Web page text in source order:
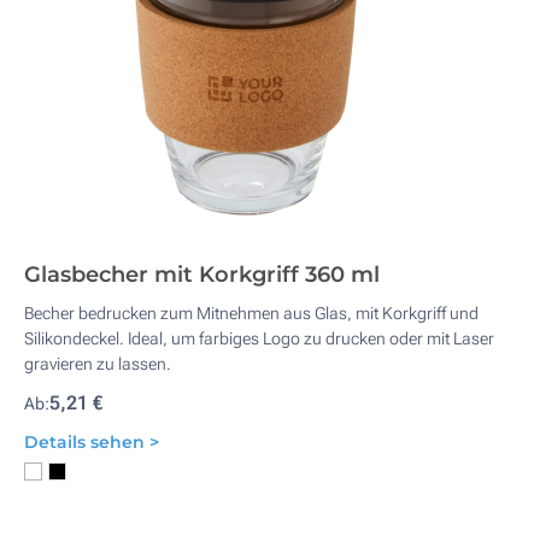
Glasbecher mit Korkgriff 360 ml
Becher bedrucken zum Mitnehmen aus Glas, mit Korkgriff und
Silikondeckel. Ideal, um farbiges Logo zu drucken oder mit Laser
gravieren zu lassen.
Ab:5,21 €
Details sehen >